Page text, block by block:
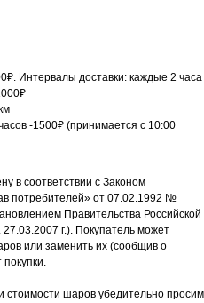
Интервалы доставки: каждые 2 часа
-1500₽ (принимается с 10:00
в соответствии с Законом
потребителей» от 07.02.1992 №
Правительства Российской
г.). Покупатель может
или заменить их (сообщив о
шаров убедительно просим